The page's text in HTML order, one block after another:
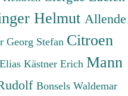
Helmut Allende
Georg Stefan Citroen
Kästner Erich Mann
Bonsels Waldemar